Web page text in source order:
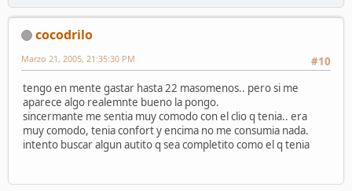
cocodrilo
#10
Marzo 21, 2005, 21:35:30 PM
tengo en mente gastar hasta 22 masomenos.. pero si me
aparece algo realemnte bueno la pongo.
sincermante me sentia muy comodo con el clio q tenia.. era
muy comodo, tenia confort y encima no me consumia nada.
intento buscar algun autito q sea completito como el q tenia